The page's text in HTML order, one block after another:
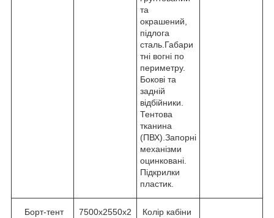
та
окрашений,
підлога
сталь.Габари
тні вогні по
периметру.
Бокові та
задній
відбійники.
Тентова
тканина
(ПВХ).Запорні
механізми
оцинковані.
Підкрилки
пластик.
Борт-тент
7500х2550х2
Колір кабіни